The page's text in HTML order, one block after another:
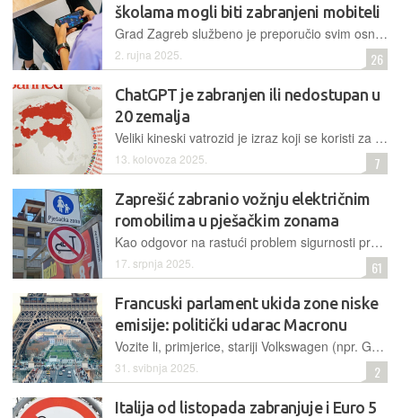
školama mogli biti zabranjeni mobiteli
Grad Zagreb službeno je preporučio svim osnovnim školama uvođenje zabrane korištenja mobitela tijekom boravka učenika u školi, što bi uključivalo i nastavu i odmore
2. rujna 2025. 26
ChatGPT je zabranjen ili nedostupan u
20 zemalja
Veliki kineski vatrozid je izraz koji se koristi za opisivanje infrastrukture kineske vlade za internetsku cenzuru
13. kolovoza 2025. 7
Zaprešić zabranio vožnju električnim
romobilima u pješačkim zonama
Kao odgovor na rastući problem sigurnosti prometovanja takvim vozilima, Grad Zaprešić započeo je s postavljanjem znakova zabrane vožnje električnih romobila u pješačkim zonama
17. srpnja 2025. 61
Francuski parlament ukida zone niske
emisije: politički udarac Macronu
Vozite li, primjerice, stariji Volkswagen (npr. Golf TDI iz 1999. godine koji u Francuskoj spada u kategoriju Crit'Air 3), slobodno planirajte put u Pariz bez straha da ćete trebati narančastu naljepnicu
31. svibnja 2025. 2
Italija od listopada zabranjuje i Euro 5